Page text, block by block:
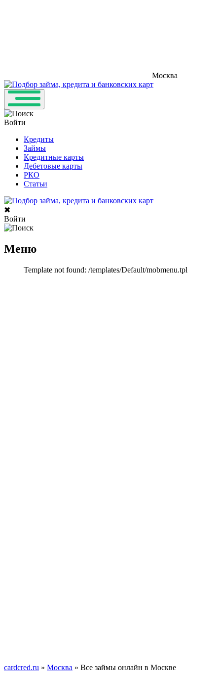
Москва
Войти
Кредиты
Займы
Кредитные карты
Дебетовые карты
РКО
Статьи
✖
Войти
Меню
Template not found: /templates/Default/mobmenu.tpl
cardcred.ru » Москва » Все займы онлайн в Москве